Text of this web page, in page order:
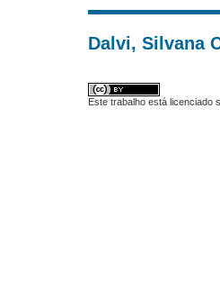
Dalvi, Silvana
Este trabalho está licenciado